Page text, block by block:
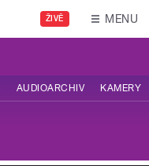
ŽIVĚ MENU
AUDIOARCHIV KAMERY